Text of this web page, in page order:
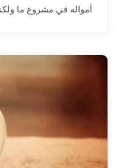
أمواله في مشروع ما